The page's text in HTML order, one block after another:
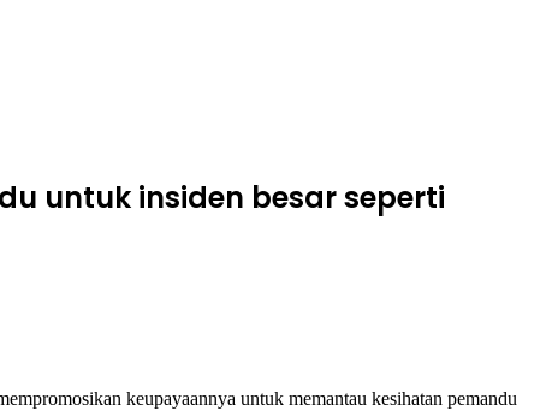
untuk insiden besar seperti
keupayaannya untuk memantau kesihatan pemandu